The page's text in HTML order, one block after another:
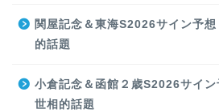
関屋記念＆東海S2026サイン予
的話題
小倉記念＆函館２歳S2026サイン
世相的話題